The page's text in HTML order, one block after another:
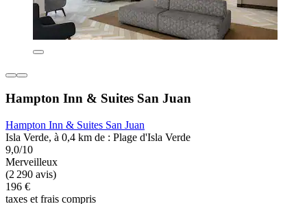
Hampton Inn & Suites San Juan
Hampton Inn & Suites San Juan
Isla Verde, à 0,4 km de : Plage d'Isla Verde
9,0/10
Merveilleux
(2 290 avis)
196 €
taxes et frais compris